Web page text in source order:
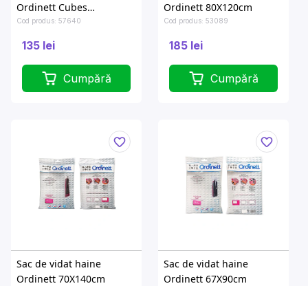
Ordinett Cubes
67X100X40 cm
Cod produs: 57640
135 lei
Cumpără
Ordinett 80X120cm
Cod produs: 53089
185 lei
Cumpără
Sac de vidat haine
Ordinett 70X140cm
Sac de vidat haine
Ordinett 67X90cm